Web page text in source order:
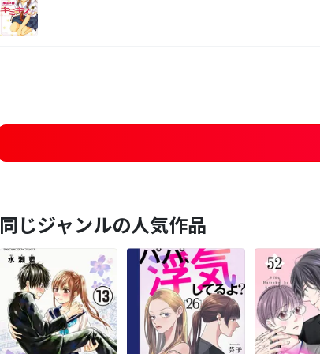
同じジャンルの人気作品